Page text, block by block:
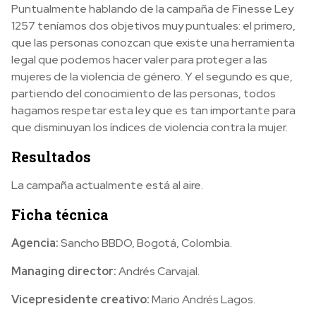
Puntualmente hablando de la campaña de Finesse Ley
1257 teníamos dos objetivos muy puntuales: el primero,
que las personas conozcan que existe una herramienta
legal que podemos hacer valer para proteger a las
mujeres de la violencia de género. Y el segundo es que,
partiendo del conocimiento de las personas, todos
hagamos respetar esta ley que es tan importante para
que disminuyan los índices de violencia contra la mujer.
Resultados
La campaña actualmente está al aire.
Ficha técnica
Agencia:Sancho BBDO, Bogotá, Colombia.
Managing director:Andrés Carvajal.
Vicepresidente creativo:Mario Andrés Lagos.